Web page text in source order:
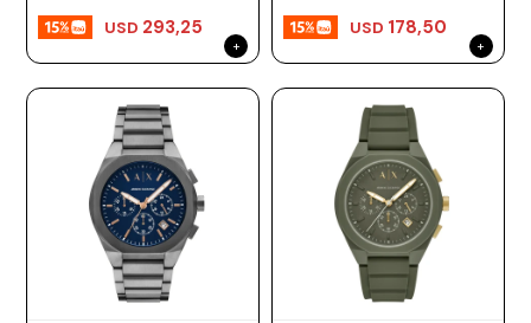
USD 293,25 USD 178,50